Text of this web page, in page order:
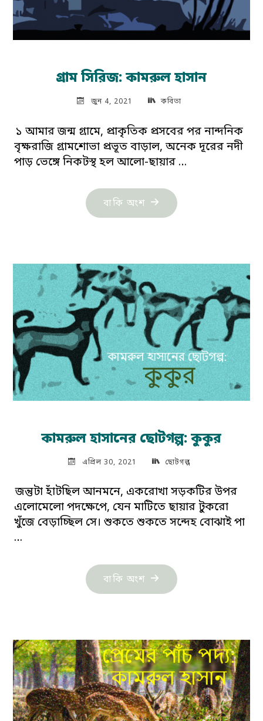
গ্রাম সিরিজ: কামরুল হাসান
জুন 4, 2021 কবিতা
১ আমার জন্ম গ্রামে, প্রাকৃতিক প্রসবের পর নান্দনিক
বৃক্ষরাজি গ্রামশোভা প্রভূত বাড়াল, অনেক দূরের নদী
পাড় ভেঙ্গে নিকটস্থ হল আলো-ছায়ার …
বাকি অংশ "গ্রাম
সিরিজ:
কামরুল হাসানের ছোটগল্প: কুকুর
এপ্রিল 30, 2021 ছোটগল্প
জন্তুটা হাঁটছিল আনমনে, একরোখা সড়কটির উপর
এলোমেলো পদক্ষেপে, যেন মাটিতে ছায়ার টুকরো
খুঁজে বেড়াচ্ছিল সে। শুকতে শুকতে সন্দেহ বোঝাই পা
…
বাকি অংশ "কামরুল
হাসানের